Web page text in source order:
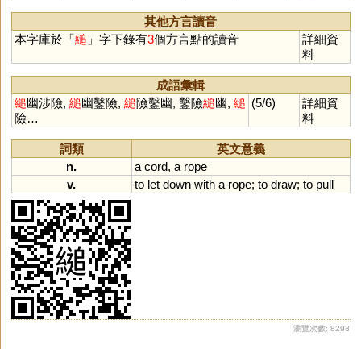
其他方言讀音
本字庫於「縋 」字下錄有3個方言點的讀音
詳細資
料
成語彙輯
縋幽涉險, 縋幽鑿險, 縋險鑿幽, 鑿險縋幽, 縋
險…
(5/6)
詳細資
料
詞類
英文意義
n.
a cord, a rope
v.
to let down with a rope; to draw; to pull
瀏覽次數: 8298